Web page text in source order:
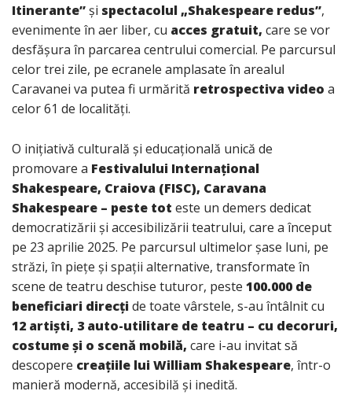
Itinerante”și spectacolul „Shakespeare redus”,
evenimente în aer liber, cu acces gratuit, care se vor
desfășura în parcarea centrului comercial. Pe parcursul
celor trei zile, pe ecranele amplasate în arealul
Caravanei va putea fi urmărită retrospectiva video a
celor 61 de localități.
O inițiativă culturală și educațională unică de
promovare a Festivalului Internațional
Shakespeare, Craiova (FISC), Caravana
Shakespeare – peste tot este un demers dedicat
democratizării și accesibilizării teatrului, care a început
pe 23 aprilie 2025. Pe parcursul ultimelor șase luni, pe
străzi, în piețe și spații alternative, transformate în
scene de teatru deschise tuturor, peste 100.000 de
beneficiari direcțide toate vârstele, s-au întâlnit cu
12 artiști, 3 auto-utilitare de teatru – cu decoruri,
costume și o scenă mobilă, care i-au invitat să
descopere creațiile lui William Shakespeare, într-o
manieră modernă, accesibilă și inedită.